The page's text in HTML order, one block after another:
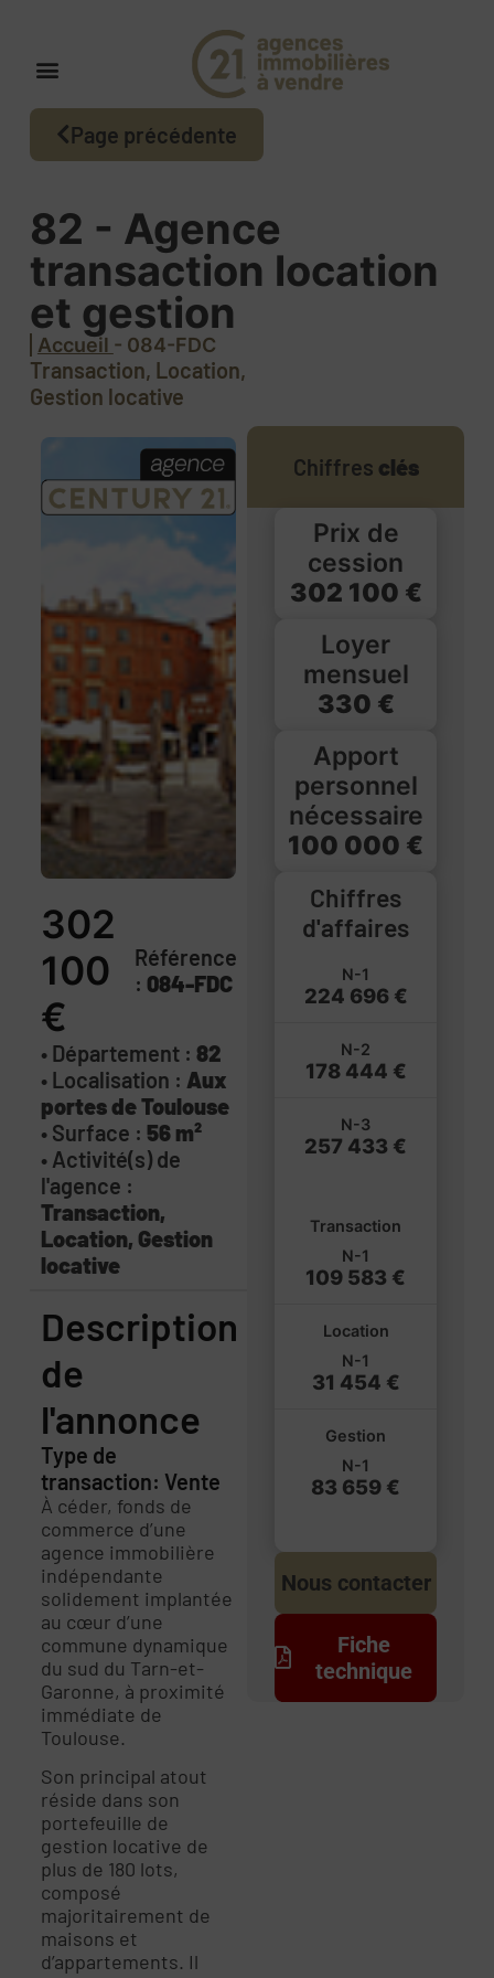
Page précédente
82 - Agence
transaction location
et gestion
Accueil - 084-FDC
Transaction, Location,
Gestion locative
302
100
€
Référence
:084-FDC
• Département : 82
• Localisation : Aux
portes de Toulouse
• Surface : 56 m²
• Activité(s) de
l'agence :
Transaction,
Location, Gestion
locative
Description
de
l'annonce
Type de
transaction: Vente
À céder, fonds de
commerce d’une
agence immobilière
indépendante
solidement implantée
au cœur d’une
commune dynamique
du sud du Tarn-et-
Garonne, à proximité
immédiate de
Toulouse.
Son principal atout
réside dans son
portefeuille de
gestion locative de
plus de 180 lots,
composé
majoritairement de
maisons et
d’appartements. Il
Chiffres clés
Prix de
cession
302 100 €
Loyer
mensuel
330 €
Apport
personnel
nécessaire
100 000 €
Chiffres
d'affaires
N-1
224 696 €
N-2
178 444 €
N-3
257 433 €
Transaction
N-1
109 583 €
Location
N-1
31 454 €
Gestion
N-1
83 659 €
Nous contacter
Fiche
technique